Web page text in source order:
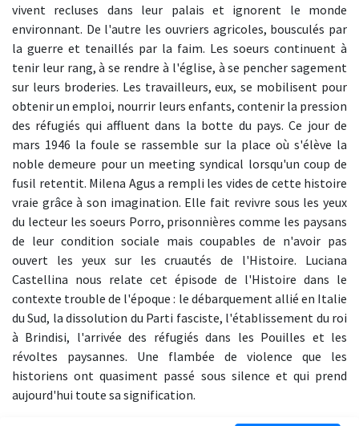
vivent recluses dans leur palais et ignorent le monde
environnant. De l'autre les ouvriers agricoles, bousculés par
la guerre et tenaillés par la faim. Les soeurs continuent à
tenir leur rang, à se rendre à l'église, à se pencher sagement
sur leurs broderies. Les travailleurs, eux, se mobilisent pour
obtenir un emploi, nourrir leurs enfants, contenir la pression
des réfugiés qui affluent dans la botte du pays. Ce jour de
mars 1946 la foule se rassemble sur la place où s'élève la
noble demeure pour un meeting syndical lorsqu'un coup de
fusil retentit. Milena Agus a rempli les vides de cette histoire
vraie grâce à son imagination. Elle fait revivre sous les yeux
du lecteur les soeurs Porro, prisonnières comme les paysans
de leur condition sociale mais coupables de n'avoir pas
ouvert les yeux sur les cruautés de l'Histoire. Luciana
Castellina nous relate cet épisode de l'Histoire dans le
contexte trouble de l'époque : le débarquement allié en Italie
du Sud, la dissolution du Parti fasciste, l'établissement du roi
à Brindisi, l'arrivée des réfugiés dans les Pouilles et les
révoltes paysannes. Une flambée de violence que les
historiens ont quasiment passé sous silence et qui prend
aujourd'hui toute sa signification.